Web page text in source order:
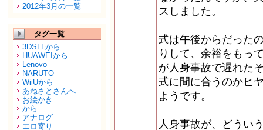
2012年3月の一覧
タグ一覧
3DSLLから
HUAWEIから
Lenovo
NARUTO
WiiUから
あねさとさんへ
お絵かき
から
アナログ
エロ寄り
スしました。
式は午後からだった
りして、余裕をもっ
が人身事故で遅れた
式に間に合うのかヒ
ようです。
人身事故が、どうい